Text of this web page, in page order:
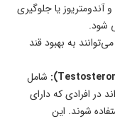
برای درمان PMS، PCOs و آندومتریوز یا جلوگیری
شود.
می‌توانند به بهبود قند
شامل
در افرادی که دارای
شوند. این